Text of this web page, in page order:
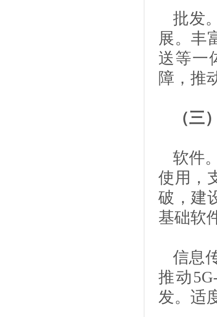
批发
展。丰
送等一
障，推
（三
软件
使用，
破，建
基础软
信息
推动
发。适